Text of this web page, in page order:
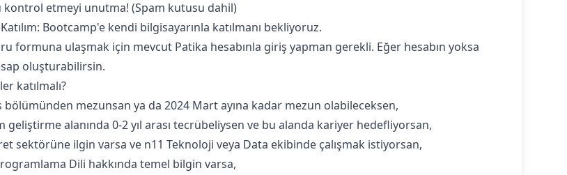
kontrol etmeyi unutma! (Spam kutusu dahil)
Bootcamp'e kendi bilgisayarınla katılmanı bekliyoruz.‍
formuna ulaşmak için mevcut Patika hesabınla giriş yapman gerekli. Eğer hesabın yoksa
oluşturabilirsin.
katılmalı?
bölümünden mezunsan ya da 2024 Mart ayına kadar mezun olabileceksen,
geliştirme alanında 0-2 yıl arası tecrübeliysen ve bu alanda kariyer hedefliyorsan,
sektörüne ilgin varsa ve n11 Teknoloji veya Data ekibinde çalışmak istiyorsan,
Dili hakkında temel bilgin varsa,